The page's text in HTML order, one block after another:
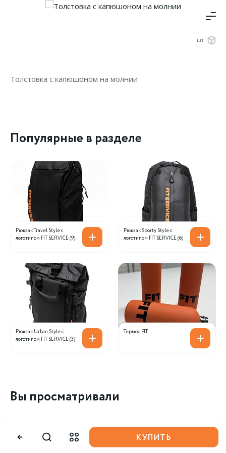
шт
Толстовка с капюшоном на молнии
Популярные в разделе
Рюкзак Travel Style с
логотипом FIT SERVICE (9)
Рюкзак Sporty Style с
логотипом FIT SERVICE (6)
Рюкзак Urban Style с
логотипом FIT SERVICE (3)
Термос FIT
Вы просматривали
КУПИТЬ